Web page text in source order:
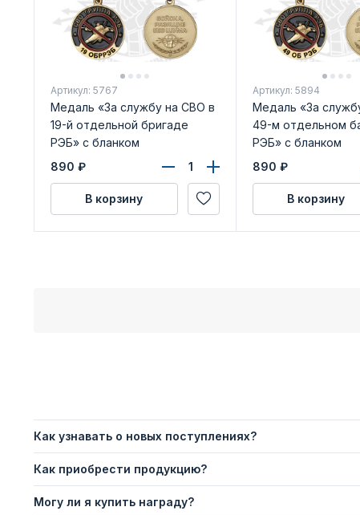
Артикул: 5767
Медаль «За службу на СВО в
19-й отдельной бригаде
РЭБ» с бланком
удостоверения
890 ₽
В корзину
Артикул: 5894
Медаль «За
49-м отдельном
РЭБ» с бланком
удостоверения
890 ₽
В корзину
Как узнавать о новых поступлениях?
Как приобрести продукцию?
Могу ли я купить награду?